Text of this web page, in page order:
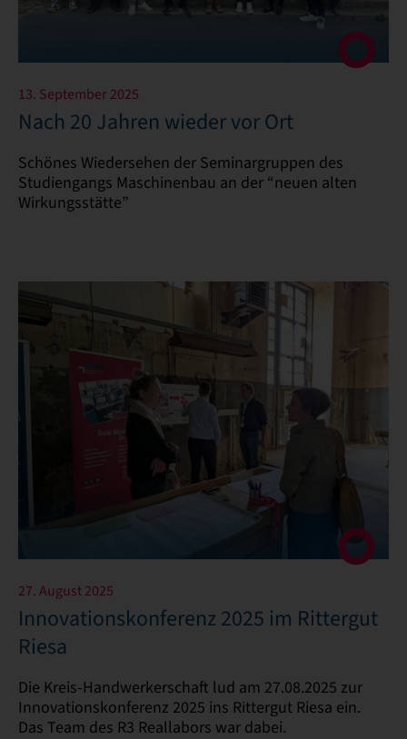
13. September 2025
Nach 20 Jahren wieder vor Ort
Schönes Wiedersehen der Seminargruppen des
Studiengangs Maschinenbau an der “neuen alten
Wirkungsstätte”
27. August 2025
Innovationskonferenz 2025 im Rittergut
Riesa
Die Kreis-Handwerkerschaft lud am 27.08.2025 zur
Innovationskonferenz 2025 ins Rittergut Riesa ein.
Das Team des R3 Reallabors war dabei.